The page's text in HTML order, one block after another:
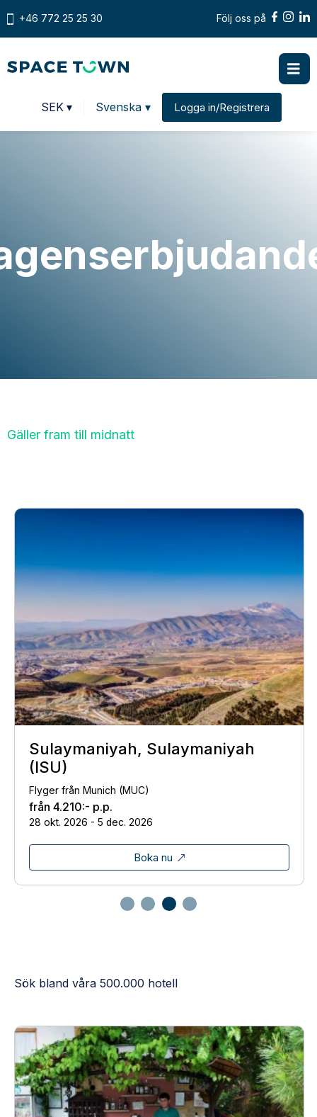
+46 772 25 25 30 Följ oss på
SEK ▾ Svenska ▾ Logga in/Registrera
Gäller fram till midnatt
Sulaymaniyah, Sulaymaniyah
(ISU)
Flyger från Munich (MUC)
från 4.210:- p.p.
28 okt. 2026 - 5 dec. 2026
Boka nu
Sök bland våra 500.000 hotell